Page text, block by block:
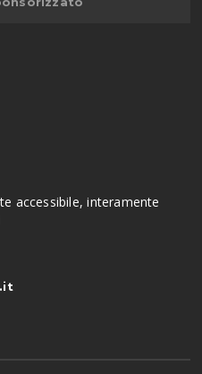
accessibile, interamente